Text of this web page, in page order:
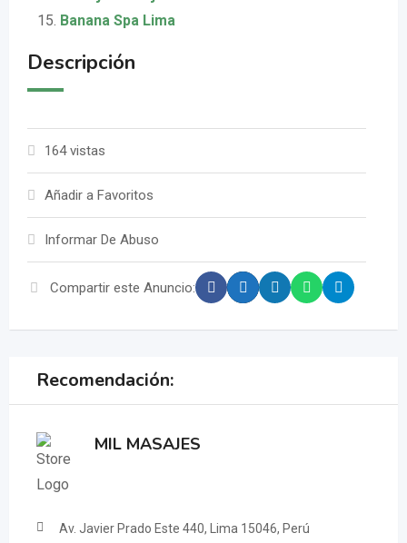
Banana Spa Lima
Descripción
164 vistas
Añadir a Favoritos
Informar De Abuso
Compartir este Anuncio:
Recomendación:
MIL MASAJES
Av. Javier Prado Este 440, Lima 15046, Perú